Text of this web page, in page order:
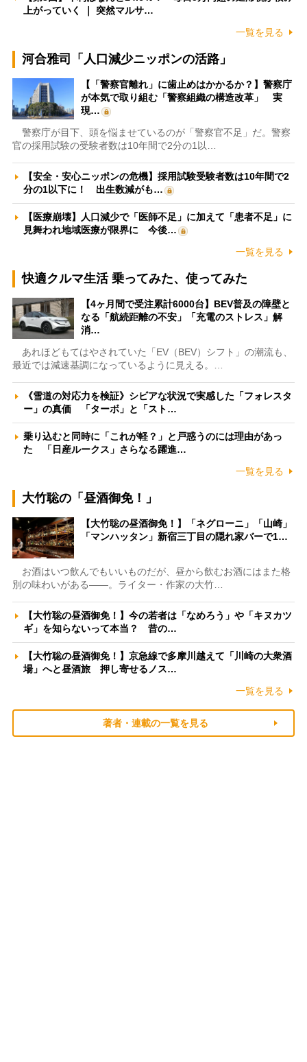
上がっていく ｜ 突然マルサ…
一覧を見る
河合雅司「人口減少ニッポンの活路」
【「警察官離れ」に歯止めはかかるか？】警察庁
が本気で取り組む「警察組織の構造改革」 実
現…
警察庁が目下、頭を悩ませているのが「警察官不足」だ。警察
官の採用試験の受験者数は10年間で2分の1以…
【安全・安心ニッポンの危機】採用試験受験者数は10年間で2
分の1以下に！ 出生数減がも…
【医療崩壊】人口減少で「医師不足」に加えて「患者不足」に
見舞われ地域医療が限界に 今後…
一覧を見る
快適クルマ生活 乗ってみた、使ってみた
【4ヶ月間で受注累計6000台】BEV普及の障壁と
なる「航続距離の不安」「充電のストレス」解
消…
あれほどもてはやされていた「EV（BEV）シフト」の潮流も、
最近では減速基調になっているように見える。…
《雪道の対応力を検証》シビアな状況で実感した「フォレスタ
ー」の真価 「ターボ」と「スト…
乗り込むと同時に「これが軽？」と戸惑うのには理由があっ
た 「日産ルークス」さらなる躍進…
一覧を見る
大竹聡の「昼酒御免！」
【大竹聡の昼酒御免！】「ネグローニ」「山崎」
「マンハッタン」新宿三丁目の隠れ家バーで1…
お酒はいつ飲んでもいいものだが、昼から飲むお酒にはまた格
別の味わいがある――。ライター・作家の大竹…
【大竹聡の昼酒御免！】今の若者は「なめろう」や「キヌカツ
ギ」を知らないって本当？ 昔の…
【大竹聡の昼酒御免！】京急線で多摩川越えて「川崎の大衆酒
場」へと昼酒旅 押し寄せるノス…
一覧を見る
著者・連載の一覧を見る